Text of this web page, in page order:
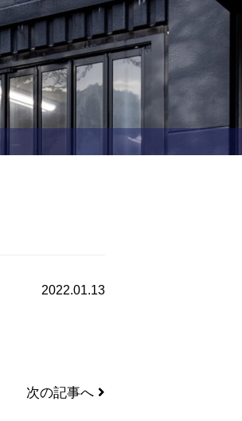
2022.01.13
次の記事へ